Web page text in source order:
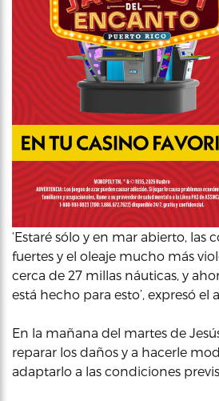
‘Estaré sólo y en mar abierto, las
fuertes y el oleaje mucho más
cerca de 27 millas náuticas, y
está hecho para esto’, expresó el
En la mañana del martes de
reparar los daños y a hacerle
adaptarlo a las condiciones